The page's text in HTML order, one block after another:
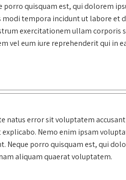
porro quisquam est, qui dolorem
modi tempora incidunt ut labore
exercitationem ullam corporis
vel eum iure reprehenderit qui
natus error sit voluptatem
Nemo enim ipsam
Neque porro quisquam est, qui
aliquam quaerat voluptatem.